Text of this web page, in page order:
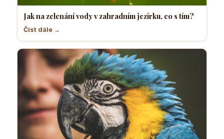
Jak na zelenání vody v zahradním jezírku, co s tím?
Číst dále →